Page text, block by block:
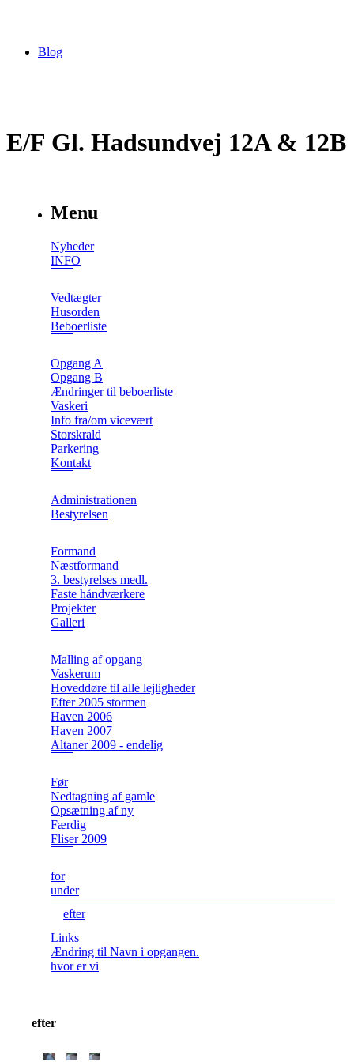
Blog
E/F Gl. Hadsundvej 12A & 12B
Menu
Nyheder
INFO
Vedtægter
Husorden
Beboerliste
Opgang A
Opgang B
Ændringer til beboerliste
Vaskeri
Info fra/om vicevært
Storskrald
Parkering
Kontakt
Administrationen
Bestyrelsen
Formand
Næstformand
3. bestyrelses medl.
Faste håndværkere
Projekter
Galleri
Malling af opgang
Vaskerum
Hoveddøre til alle lejligheder
Efter 2005 stormen
Haven 2006
Haven 2007
Altaner 2009 - endelig
Før
Nedtagning af gamle
Opsætning af ny
Færdig
Fliser 2009
for
under
efter
Links
Ændring til Navn i opgangen.
hvor er vi
efter